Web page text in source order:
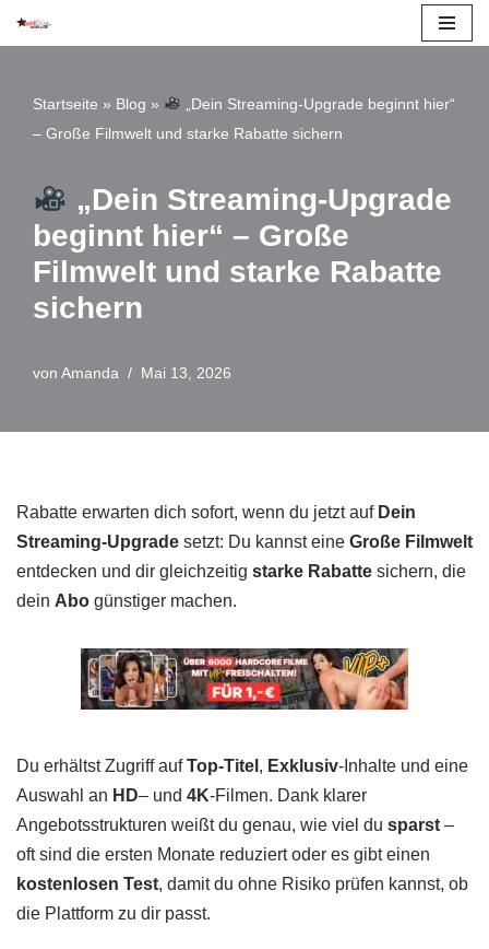
Startseite » Blog »
„Dein Streaming-Upgrade beginnt hier“
– Große Filmwelt und starke Rabatte sichern
„Dein Streaming-Upgrade
beginnt hier“ – Große
Filmwelt und starke Rabatte
sichern
von Amanda Mai 13, 2026
Rabatte erwarten dich sofort, wenn du jetzt auf Dein
Streaming-Upgrade setzt: Du kannst eine Große Filmwelt
entdecken und dir gleichzeitig starke Rabatte sichern, die
dein Abo günstiger machen.
Du erhältst Zugriff aufTop-Titel , Exklusiv-Inhalte und eine
Auswahl an HD– und 4K-Filmen. Dank klarer
Angebotsstrukturen weißt du genau, wie viel du sparst –
oft sind die ersten Monate reduziert oder es gibt einen
kostenlosen Test, damit du ohne Risiko prüfen kannst, ob
die Plattform zu dir passt.